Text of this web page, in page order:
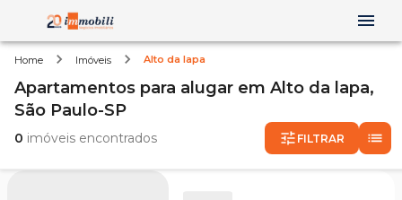
Home Imóveis Alto da lapa
Apartamentos para alugar em Alto da lapa,
São Paulo-SP
0 imóveis encontrados FILTRAR